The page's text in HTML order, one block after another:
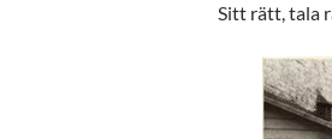
Sitt rätt, tala